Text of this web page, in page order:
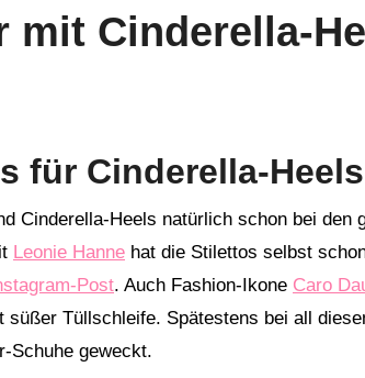
mit Cinderella-
für Cinderella-Heels
Leonie Hanne hat die Stilettos selbst
Post. Auch Fashion-Ikone Caro
süßer Tüllschleife. Spätestens bei all
Schuhe geweckt.